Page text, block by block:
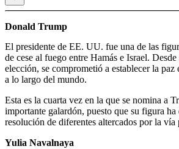
Donald Trump
El presidente de EE. UU. fue una de las
de cese al fuego entre Hamás e Israel. Desde
elección, se comprometió a establecer la
a lo largo del mundo.
Esta es la cuarta vez en la que se nomina a
importante galardón, puesto que su figura ha
resolución de diferentes altercados por la vía
Yulia Navalnaya